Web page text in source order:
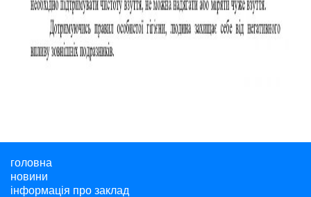
головна
новини
інформація про заклад